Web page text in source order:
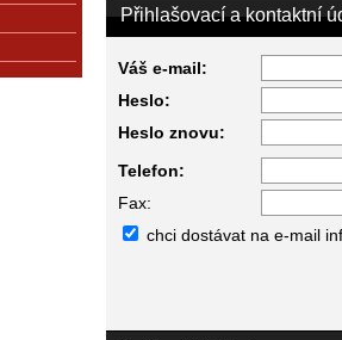
Přihlašovací a kontaktní
Váš e-mail:
Heslo:
Heslo znovu:
Telefon:
Fax:
chci dostávat na e-mail